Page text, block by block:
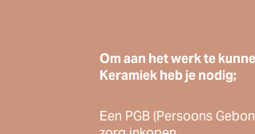
Om aan het werk te
Keramiek heb je nodig;
Een PGB (Persoons